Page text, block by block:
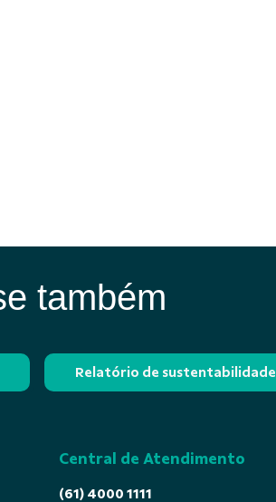
também
Relatório de sustentabilidade
Central de Atendimento
(61) 4000 1111